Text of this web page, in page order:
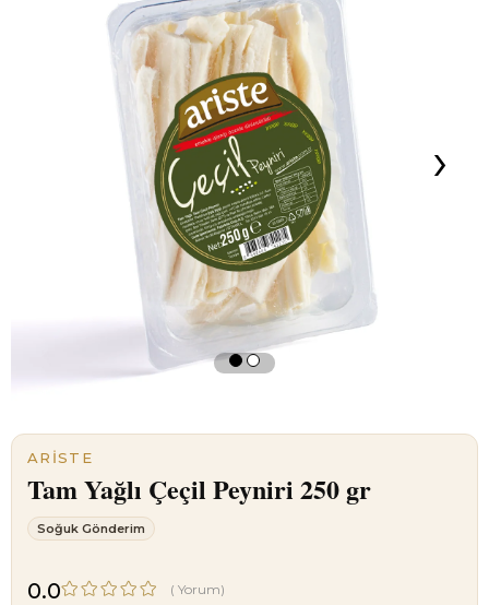
›
ARISTE
Tam Yağlı Çeçil Peyniri 250 gr
Soğuk Gönderim
0.0 ( Yorum)